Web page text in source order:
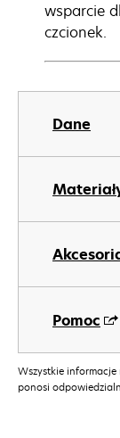
Dane
Pomoc
wsparcie
czcionek.
Wszystkie informacje
ponosi